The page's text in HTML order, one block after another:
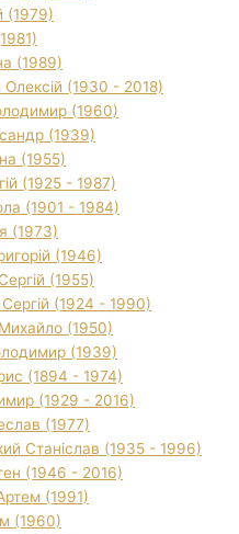
(1979)
(1989)
(1930 - 2018)
(1960)
(1939)
(1955)
(1925 - 1987)
(1901 - 1984)
(1973)
(1946)
(1955)
(1924 - 1990)
(1950)
(1939)
(1894 - 1974)
(1929 - 2016)
(1977)
Станіслав (1935 - 1996)
(1946 - 2016)
(1991)
(1960)